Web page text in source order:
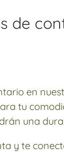
de
en
tu
una
y te